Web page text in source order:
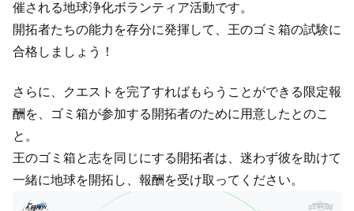
催される地球浄化ボランティア活動です。
開拓者たちの能力を存分に発揮して、王のゴミ箱の試験に
合格しましょう！
さらに、クエストを完了すればもらうことができる限定報
酬を、ゴミ箱が参加する開拓者のために用意したとのこ
と。
王のゴミ箱と志を同じにする開拓者は、迷わず彼を助けて
一緒に地球を開拓し、報酬を受け取ってください。